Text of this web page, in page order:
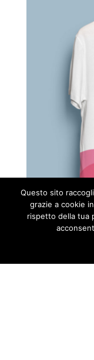
Questo sito
grazie a cookie
rispetto della tua